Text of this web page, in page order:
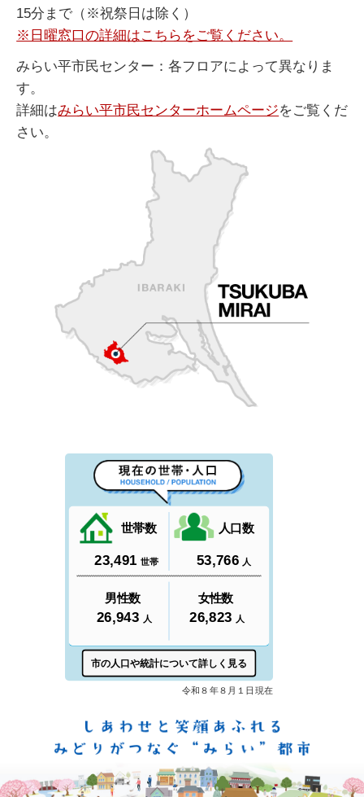
15分まで（※祝祭日は除く）
※日曜窓口の詳細はこちらをご覧ください。
みらい平市民センター：各フロアによって異なりま
す。
詳細はみらい平市民センターホームページをご覧くだ
さい。